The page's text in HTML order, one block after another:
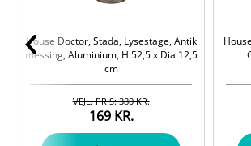
House Doctor, Stada, Lysestage, Antik
messing, Aluminium, H:52,5 x Dia:12,5
cm
169 KR.
VEJL. PRIS: 380 KR.